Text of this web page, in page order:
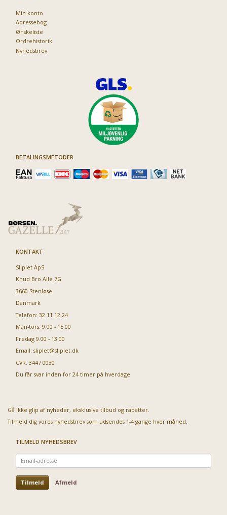
Min konto
Adressebog
Ønskeliste
Ordrehistorik
Nyhedsbrev
BETALINGSMETODER
KONTAKT
Sliplet ApS
Knud Bro Alle 7G
3660 Stenløse
Danmark
Telefon: 32 11 12 24
Man-tors. 9.00 - 15.00
Fredag 9.00 - 13.00
Email: sliplet@sliplet.dk
CVR: 3447 0030
Du får svar inden for 24 timer på hverdage
Gå ikke glip af nyheder, eksklusive tilbud og rabatter.
Tilmeld dig vores nyhedsbrev som udsendes 1-4 gange hver måned.
TILMELD NYHEDSBREV
Email-
adresse
Tilmeld Afmeld